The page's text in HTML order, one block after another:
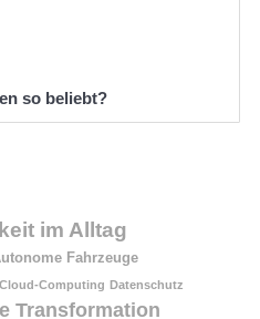
so beliebt?
im Alltag
Fahrzeuge
Cloud-Computing Datenschutz
Transformation